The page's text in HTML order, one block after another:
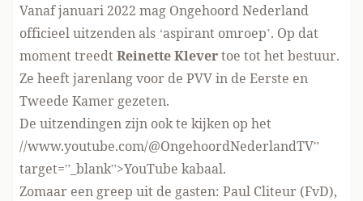
Vanaf januari 2022 mag Ongehoord Nederland
officieel uitzenden als ‘aspirant omroep’. Op dat
moment treedtReinette Klevertoe tot het bestuur.
Ze heeft jarenlang voor de PVV in de Eerste en
Tweede Kamer gezeten.
De uitzendingen zijn ook te kijken op het
//www.youtube.com/@OngehoordNederlandTV”
target=”_blank”>YouTube kabaal.
Zomaar een greep uit de gasten: Paul Cliteur (FvD),